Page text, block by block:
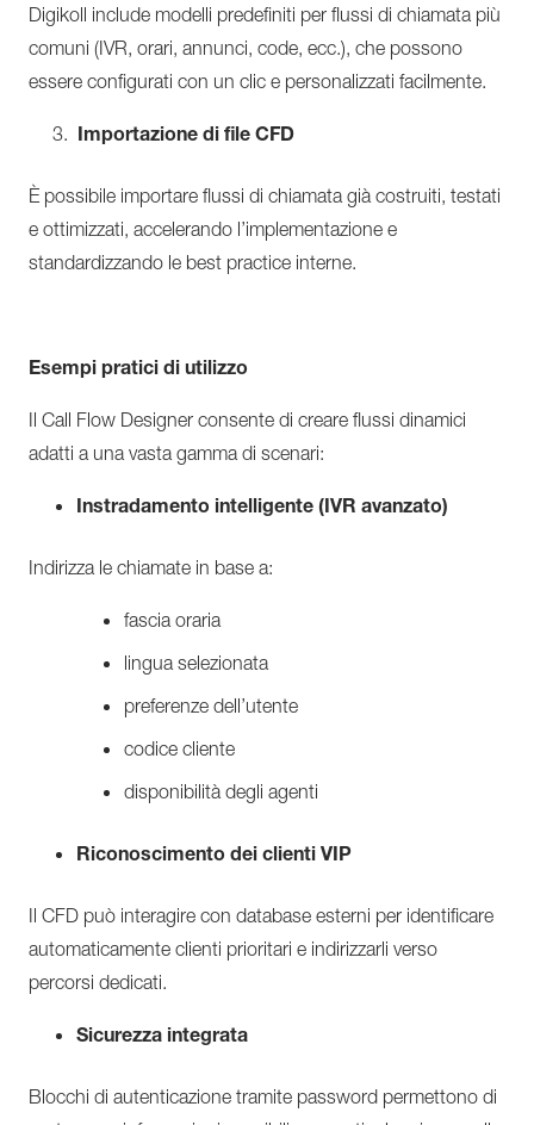
Digikoll include modelli predefiniti per flussi di chiamata più
comuni (IVR, orari, annunci, code, ecc.), che possono
essere configurati con un clic e personalizzati facilmente.
Importazione di file CFD
È possibile importare flussi di chiamata già costruiti, testati
e ottimizzati, accelerando l’implementazione e
standardizzando le best practice interne.
Esempi pratici di utilizzo
Il Call Flow Designer consente di creare flussi dinamici
adatti a una vasta gamma di scenari:
Instradamento intelligente (IVR avanzato)
Indirizza le chiamate in base a:
fascia oraria
lingua selezionata
preferenze dell’utente
codice cliente
disponibilità degli agenti
Riconoscimento dei clienti VIP
Il CFD può interagire con database esterni per identificare
automaticamente clienti prioritari e indirizzarli verso
percorsi dedicati.
Sicurezza integrata
Blocchi di autenticazione tramite password permettono di